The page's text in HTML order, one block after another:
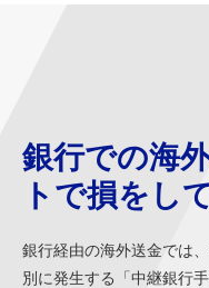
銀行での海
トで損をし
銀行経由の海外送金では
別に発生する「中継銀行